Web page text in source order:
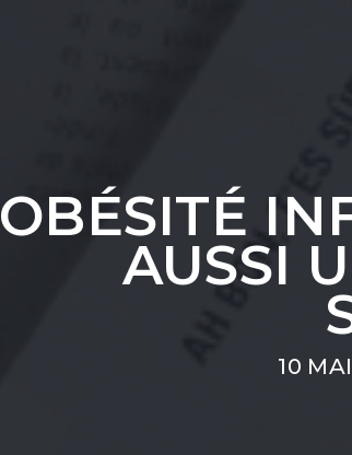
OBÉSITÉ
AUSSI
10